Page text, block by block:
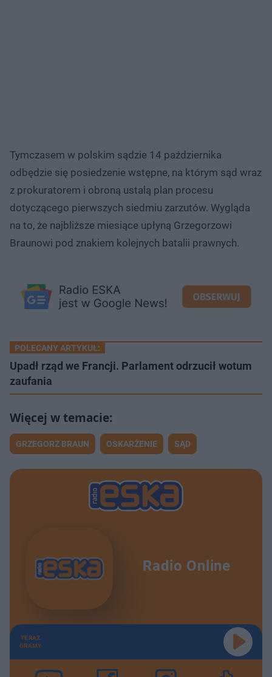
Tymczasem w polskim sądzie 14 października
odbędzie się posiedzenie wstępne, na którym sąd wraz
z prokuratorem i obroną ustalą plan procesu
dotyczącego pierwszych siedmiu zarzutów. Wygląda
na to, że najbliższe miesiące upłyną Grzegorzowi
Braunowi pod znakiem kolejnych batalii prawnych.
POLECANY ARTYKUŁ:
Upadł rząd we Francji. Parlament odrzucił wotum
zaufania
GRZEGORZ BRAUN OSKARŻENIE SĄD
Radio Online
TERAZ
GRAMY